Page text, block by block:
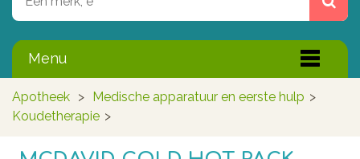
Menu
Apotheek > Medische apparatuur en eerste hulp >
Koudetherapie >